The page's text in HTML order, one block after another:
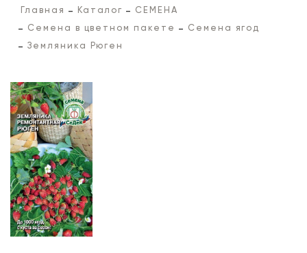
Главная Каталог
СЕМЕНА
Семена в цветном пакете
Семена ягод
Земляника Рюген